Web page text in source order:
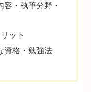
・執筆分野・
ット
資格・勉強法